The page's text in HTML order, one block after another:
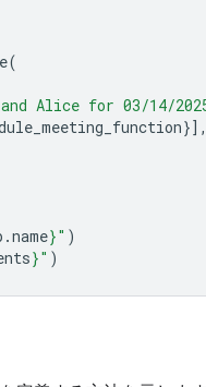
(
Alice for 03/14/
}],
.name}" )
}" )